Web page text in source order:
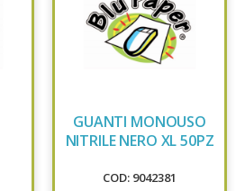
GUANTI MONOUSO
NITRILE NERO XL 50PZ
COD: 9042381